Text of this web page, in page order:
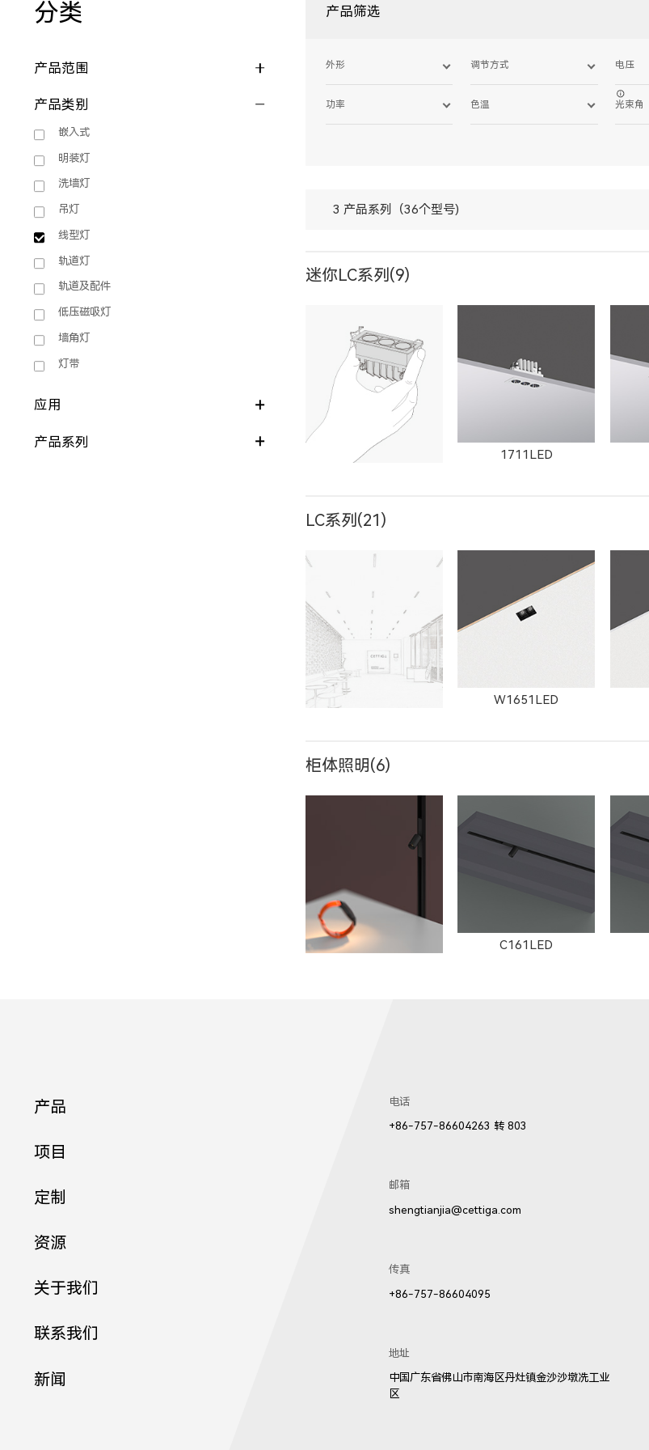
分类
产品范围
产品类别
嵌入式
明装灯
洗墙灯
吊灯
线型灯
轨道灯
轨道及配件
低压磁吸灯
墙角灯
灯带
应用
产品系列
产品筛选
外形 调节方式 电压
功率 色温 光束角
3 产品系列（36个型号)
迷你LC系列(9)
1711LED
W11111LED
LC系列(21)
W1651LED
82181LED
柜体照明(6)
C161LED
C1502LED C3002LED
产品
项目
定制
资源
关于我们
联系我们
新闻
电话
+86-757-86604263 转 803
邮箱
shengtianjia@cettiga.com
传真
+86-757-86604095
地址
中国广东省佛山市南海区丹灶镇金沙沙墩冼工业
区